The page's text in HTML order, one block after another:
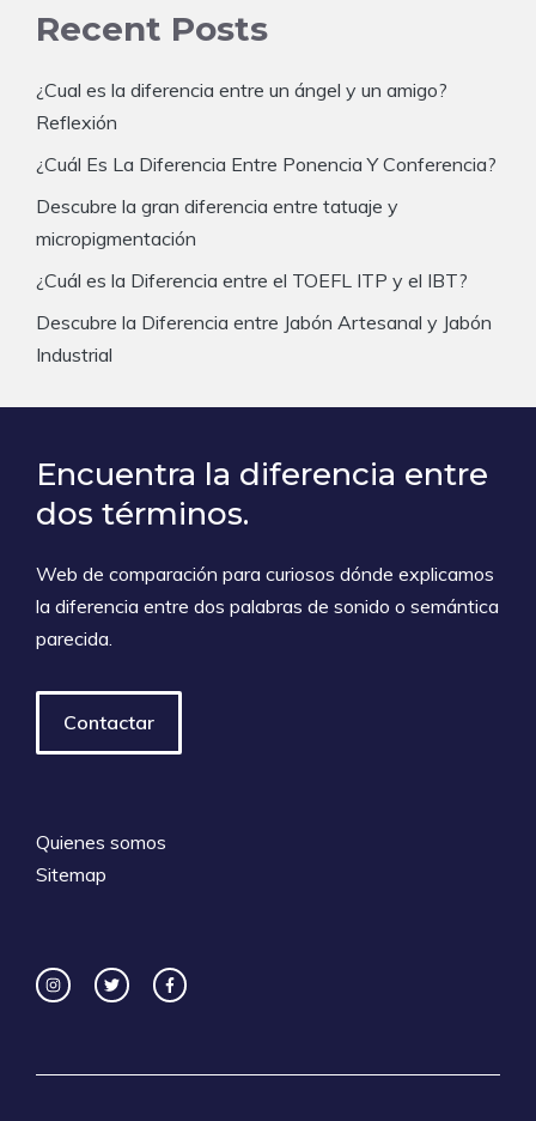
Recent Posts
¿Cual es la diferencia entre un ángel y un amigo?
Reflexión
¿Cuál Es La Diferencia Entre Ponencia Y Conferencia?
Descubre la gran diferencia entre tatuaje y
micropigmentación
¿Cuál es la Diferencia entre el TOEFL ITP y el IBT?
Descubre la Diferencia entre Jabón Artesanal y Jabón
Industrial
Encuentra la diferencia entre
dos términos.
Web de comparación para curiosos dónde explicamos
la diferencia entre dos palabras de sonido o semántica
parecida.
Contactar
Quienes somos
Sitemap